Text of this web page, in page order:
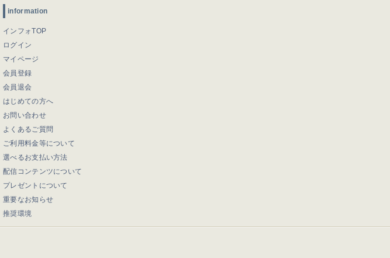
information
インフォTOP
ログイン
マイページ
会員登録
会員退会
はじめての方へ
お問い合わせ
よくあるご質問
ご利用料金等について
選べるお支払い方法
配信コンテンツについて
プレゼントについて
重要なお知らせ
推奨環境